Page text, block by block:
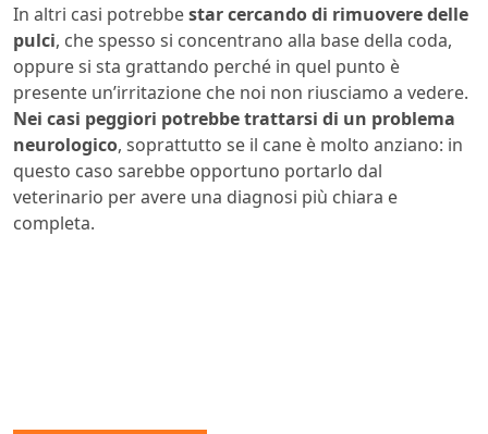
In altri casi potrebbestar cercando di rimuovere delle
pulci, che spesso si concentrano alla base della coda,
oppure si sta grattando perché in quel punto è
presente un’irritazione che noi non riusciamo a vedere.
Nei casi peggiori potrebbe trattarsi di un problema
neurologico, soprattutto se il cane è molto anziano: in
questo caso sarebbe opportuno portarlo dal
veterinario per avere una diagnosi più chiara e
completa.